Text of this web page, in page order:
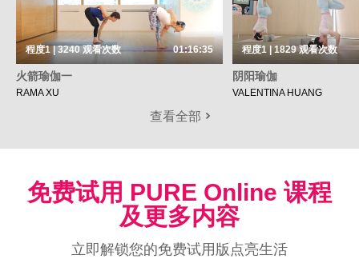
程度1 | 3240观看次数 01:16:35
火箭瑜伽一
RAMA XU
程度1 | 1829观看次数
阴阳瑜伽
VALENTINA HUANG
查看全部
免费试用 PURE Online 课程
及更多内容
立即解锁您的免费试用版点亮生活